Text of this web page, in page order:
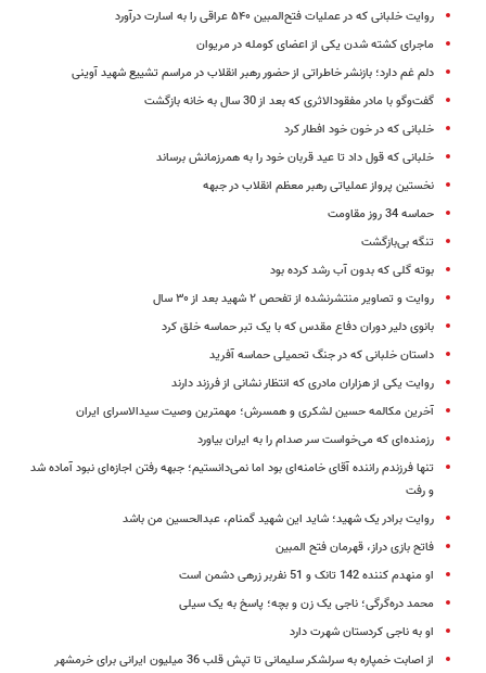
روایت خلبانی که در عملیات فتح‌المبین ۵۴۰ عراقی را به اسارت درآورد
ماجرای کشته شدن یکی از اعضای کومله در مریوان
دلم غم دارد؛ بازنشر خاطراتی از حضور رهبر انقلاب در مراسم تشییع شهید آوینی
گفت‌وگو با مادر مفقودالاثری که بعد از 30 سال به خانه بازگشت
خلبانی که در خون خود افطار کرد
خلبانی که قول داد تا عید قربان خود را به همرزمانش برساند
نخستین پرواز عملیاتی رهبر معظم انقلاب در جبهه
حماسه 34 روز مقاومت
تنگه بی‌بازگشت
بوته گلی که بدون آب رشد کرده بود
روایت و تصاویر منتشرنشده از تفحص ۲ شهید بعد از ۳۰ سال
بانوی دلیر دوران دفاع مقدس که با یک تبر حماسه‌ خلق کرد
داستان خلبانی که در جنگ تحمیلی حماسه آفرید
روایت یکی از هزاران مادری که انتظار نشانی از فرزند دارند
آخرین مکالمه حسین لشکری و همسرش؛ مهمترین وصیت سیدالاسرای ایران
رزمنده‌ای که می‌خواست سر صدام را به ایران بیاورد
تنها فرزندم راننده آقای خامنه‌ای بود اما نمی‌دانستیم؛ جبهه‌ رفتن اجازه‌ای نبود آماده شد
و رفت
روایت برادر یک شهید؛ شاید این شهید گمنام، عبدالحسین من باشد
فاتح بازی دراز، قهرمان فتح المبین
او منهدم کننده 142 تانک و 51 نفربر زرهی دشمن است
محمد دره‌گرگی؛ ناجی یک زن و بچه؛ پاسخ به یک سیلی
او به ناجی کردستان شهرت دارد
از اصابت خمپاره به سرلشکر سلیمانی تا تپش قلب 36 میلیون ایرانی برای خرمشهر